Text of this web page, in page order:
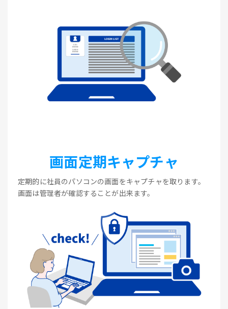
画面定期キャプチャ
定期的に社員のパソコンの画面をキャプチャを取ります。
画面は管理者が確認することが出来ます。